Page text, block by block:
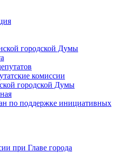
городской Думы
комиссии
городской Думы
по поддержке инициативных
при Главе города